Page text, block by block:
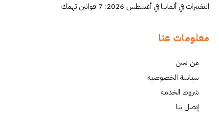
التغييرات في ألمانيا في أغسطس 2026: 7 قوانين تهمك
معلومات عنا
من نحن
سياسة الخصوصية
شروط الخدمة
إتصل بنا